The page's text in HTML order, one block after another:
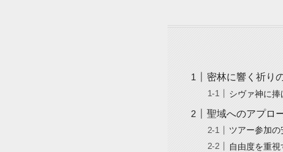
密林に響く祈り
シヴァ神に
聖域へのアプロ
ツアー参加の
自由度を重